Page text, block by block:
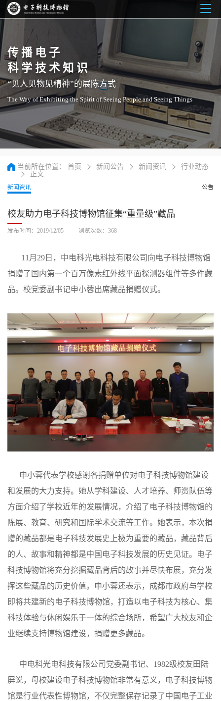
传播电子
科学技术知识
“见人见物见精神”的展陈方式
The Way of Exhibiting the Spirit of Seeing People and Seeing Things
当前所在位置： 首页 新闻公告 新闻资讯
行业动态
正文
新闻资讯 公告
校友助力电子科技博物馆征集“重量级”藏品
发布时间：2019/12/05 浏览次数： 368
11月29日，中电科光电科技有限公司向电子科技博物馆
捐赠了国内第一个百万像素红外线平面探测器组件等多件藏
品。校党委副书记申小蓉出席藏品捐赠仪式。
申小蓉代表学校感谢各捐赠单位对电子科技博物馆建设
和发展的大力支持。她从学科建设、人才培养、师资队伍等
方面介绍了学校近年的发展情况，介绍了电子科技博物馆的
陈展、教育、研究和国际学术交流等工作。她表示，本次捐
赠的藏品都是电子科技发展史上极为重要的藏品，藏品背后
的人、故事和精神都是中国电子科技发展的历史见证。电子
科技博物馆将充分挖掘藏品背后的故事并尽快布展，充分发
挥这些藏品的历史价值。申小蓉还表示，成都市政府与学校
即将共建新的电子科技博物馆，打造以电子科技为核心、集
科技体验与休闲娱乐于一体的综合场所，希望广大校友和企
业继续支持博物馆建设，捐赠更多藏品。
中电科光电科技有限公司党委副书记、1982级校友田陆
屏说，母校建设电子科技博物馆非常有意义，电子科技博物
馆是行业代表性博物馆，不仅完整保存记录了中国电子工业